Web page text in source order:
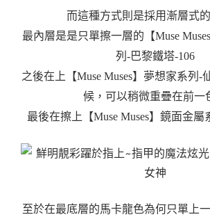
而這種方式則是採用漸層式
最內層是是只單擦一層的【Muse
列-巴黎鐵塔-106
之後在上【Muse Muses】夢想家系列-
候，可以稍微重疊在前一
最後在擦上
【Muse Muses】鏡面金
至於在最底層的馬卡龍色為何只單上